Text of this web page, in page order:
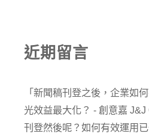
近期留言
「 新聞稿刊登之後，企業如
光效益最大化？ - 創意嘉 J&J
刊登然後呢？如何有效運用